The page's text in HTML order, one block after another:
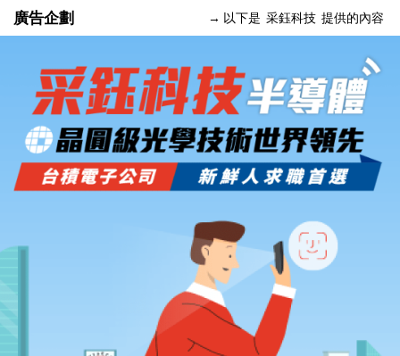
廣告企劃 → 以下是 采鈺科技 提供的內容